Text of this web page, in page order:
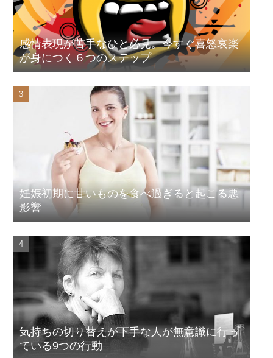
感情表現が苦手なひと必見。今すぐ喜怒哀楽
が身につく６つのステップ
妊娠初期に甘いものを食べ過ぎると起こる悪
影響
気持ちの切り替えが下手な人が無意識に行っ
ている9つの行動